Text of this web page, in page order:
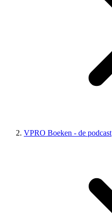
VPRO Boeken - de podcast